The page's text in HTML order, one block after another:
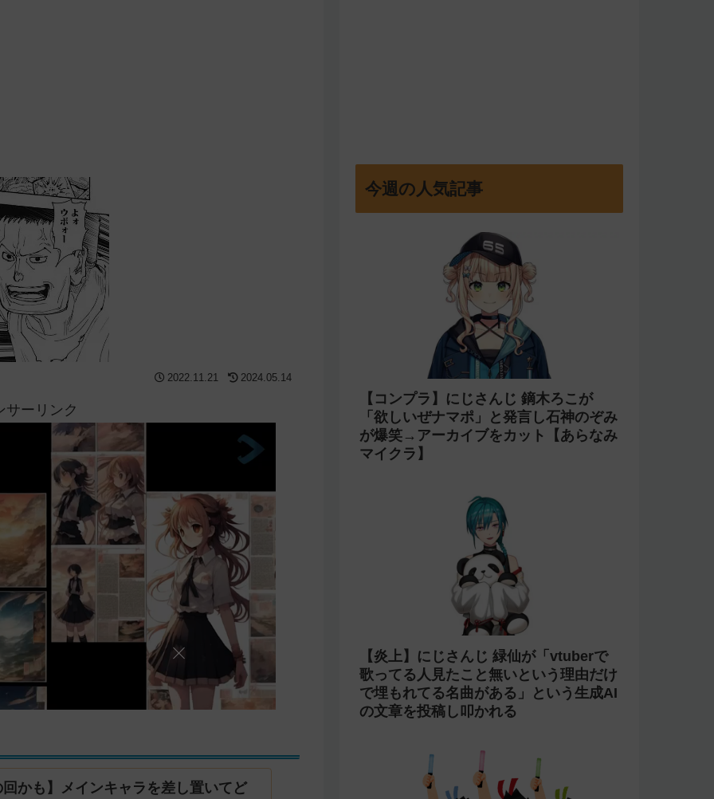
2022.11.21 2024.05.14
サーリンク
かも】メインキャラを差し置いてど
今週の人気記事
【コンプラ】にじさんじ 鏑木ろこが
「欲しいぜナマポ」と発言し石神のぞみ
が爆笑→アーカイブをカット【あらなみ
マイクラ】
【炎上】にじさんじ 緑仙が「vtuberで
歌ってる人見たこと無いという理由だけ
で埋もれてる名曲がある」という生成AI
の文章を投稿し叩かれる